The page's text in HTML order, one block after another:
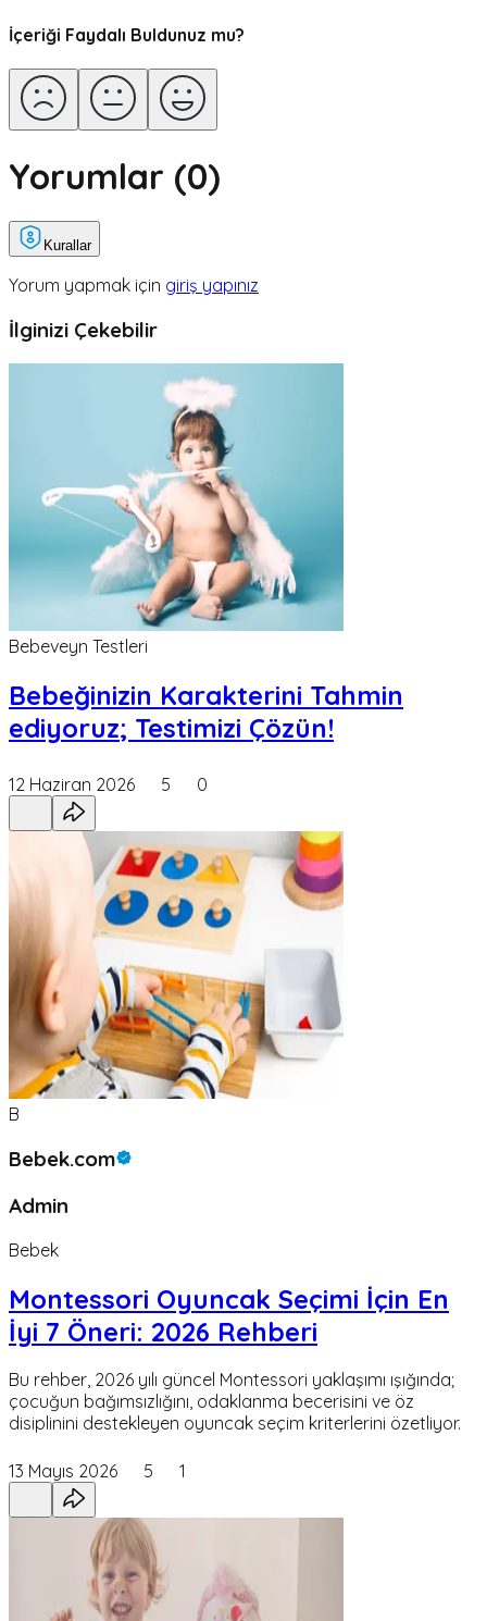
İçeriği Faydalı Buldunuz mu?
Yorumlar (0)
Kurallar
Yorum yapmak için giriş yapınız
İlginizi Çekebilir
Bebeveyn Testleri
Bebeğinizin Karakterini Tahmin
ediyoruz; Testimizi Çözün!
12 Haziran 2026 5 0
B
Bebek.com
Admin
Bebek
Montessori Oyuncak Seçimi İçin En
İyi 7 Öneri: 2026 Rehberi
Bu rehber, 2026 yılı güncel Montessori yaklaşımı ışığında;
çocuğun bağımsızlığını, odaklanma becerisini ve öz
disiplinini destekleyen oyuncak seçim kriterlerini özetliyor.
13 Mayıs 2026 5 1